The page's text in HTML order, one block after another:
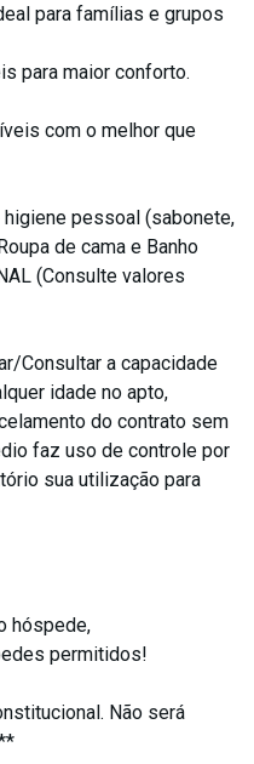
para famílias e grupos
para maior conforto.
com o melhor que
higiene pessoal (sabonete,
de cama e Banho
(Consulte valores
Consultar a capacidade
idade no apto,
do contrato sem
faz uso de controle por
sua utilização para
hóspede,
permitidos!
Não será